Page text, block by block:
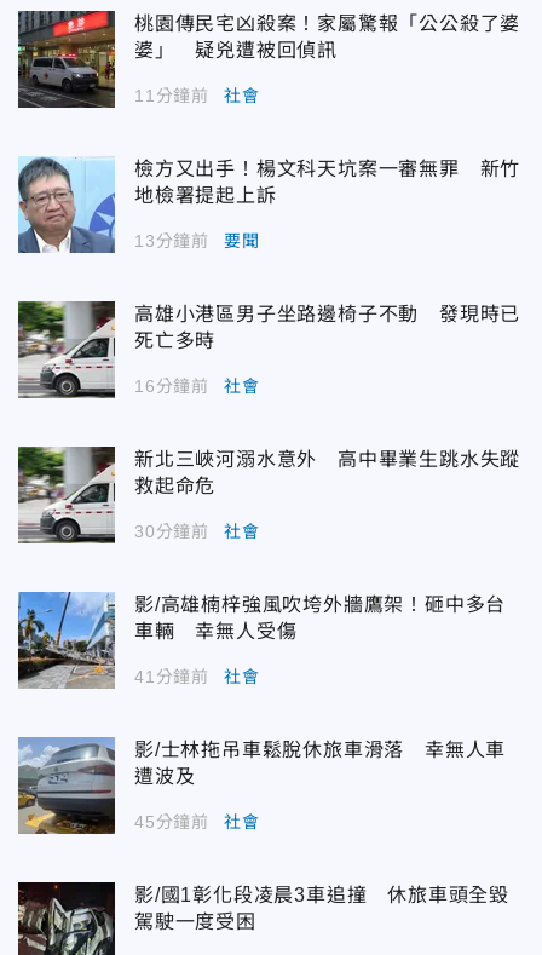
桃園傳民宅凶殺案！家屬驚報「公公殺了婆
婆」 疑兇遭被回偵訊
11分鐘前 社會
檢方又出手！楊文科天坑案一審無罪 新竹
地檢署提起上訴
13分鐘前 要聞
高雄小港區男子坐路邊椅子不動 發現時已
死亡多時
16分鐘前 社會
新北三峽河溺水意外 高中畢業生跳水失蹤
救起命危
30分鐘前 社會
影/高雄楠梓強風吹垮外牆鷹架！砸中多台
車輛 幸無人受傷
41分鐘前 社會
影/士林拖吊車鬆脫休旅車滑落 幸無人車
遭波及
45分鐘前 社會
影/國1彰化段凌晨3車追撞 休旅車頭全毀
駕駛一度受困